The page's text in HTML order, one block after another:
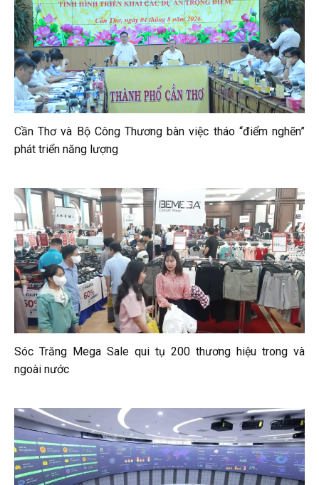
Cần Thơ và Bộ Công Thương bàn việc tháo “điểm nghẽn”
phát triển năng lượng
Sóc Trăng Mega Sale qui tụ 200 thương hiệu trong và
ngoài nước